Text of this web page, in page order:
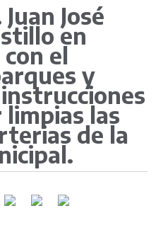
José
en
el
y
las
de la